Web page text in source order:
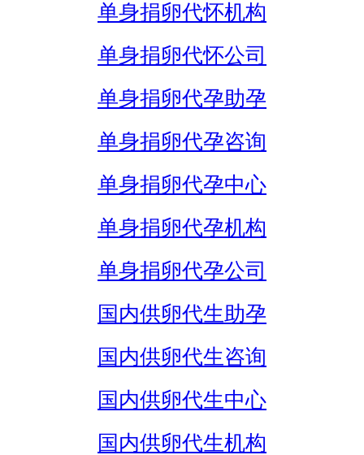
单身捐卵代怀机构
单身捐卵代怀公司
单身捐卵代孕助孕
单身捐卵代孕咨询
单身捐卵代孕中心
单身捐卵代孕机构
单身捐卵代孕公司
国内供卵代生助孕
国内供卵代生咨询
国内供卵代生中心
国内供卵代生机构